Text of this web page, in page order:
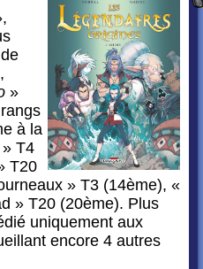
»
à la
T4
T20
» T3 (14ème), «
» T20 (20ème). Plus
uniquement aux
encore 4 autres